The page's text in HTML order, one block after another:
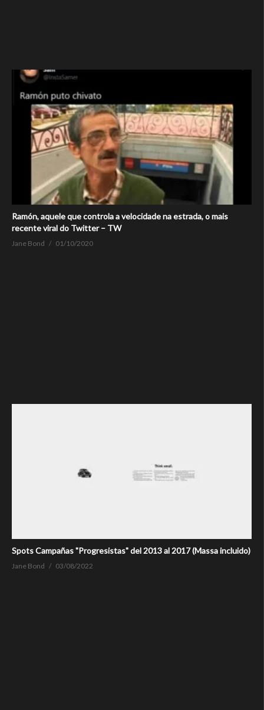
Ramón, aquele que controla a velocidade na estrada, o mais
recente viral do Twitter – TW
Jane Bond 01/10/2020
Spots Campañas "Progresistas" del 2013 al 2017 (Massa incluido)
Jane Bond 03/08/2022